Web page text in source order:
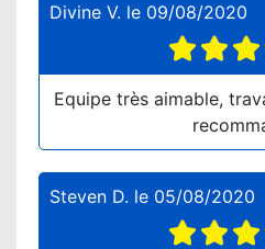
Divine V. le 09/08/2020
Equipe très aimable,
Steven D. le 05/08/2020